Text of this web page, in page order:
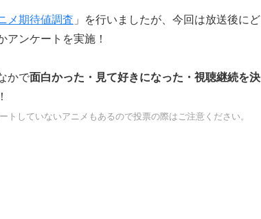
メ期待値調査 」を行いましたが、今回は放送後にど
アンケートを実施！
かで面白かった・見て好きになった・視聴継続を決
していないアニメもあるので投票の際はご注意ください。